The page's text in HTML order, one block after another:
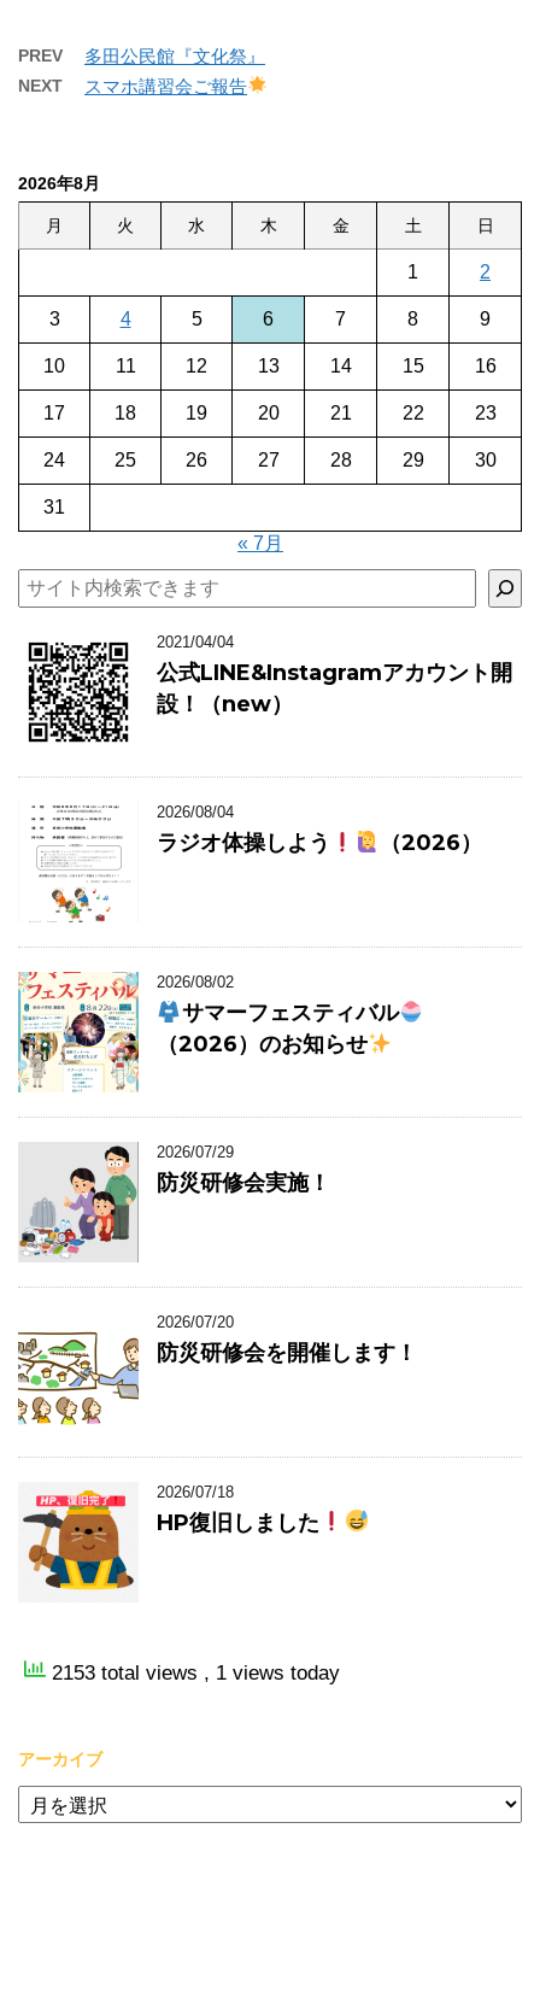
PREV 多田公民館『文化祭』
NEXT スマホ講習会ご報告
2026年8月
月 火 水 木 金 土 日
1 2
3 4 5 6 7 8 9
10 11 12 13 14 15 16
17 18 19 20 21 22 23
24 25 26 27 28 29 30
31
« 7月
検索
2021/04/04
公式LINE&Instagramアカウント開
設！（new）
2026/08/04
ラジオ体操しよう （2026）
2026/08/02
サマーフェスティバル
（2026）のお知らせ
2026/07/29
防災研修会実施！
2026/07/20
防災研修会を開催します！
2026/07/18
HP復旧しました
2153 total views , 1 views today
アーカイブ
ア
ー